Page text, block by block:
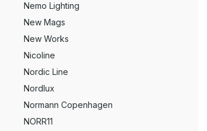
Nemo Lighting
New Mags
New Works
Nicoline
Nordic Line
Nordlux
Normann Copenhagen
NORR11